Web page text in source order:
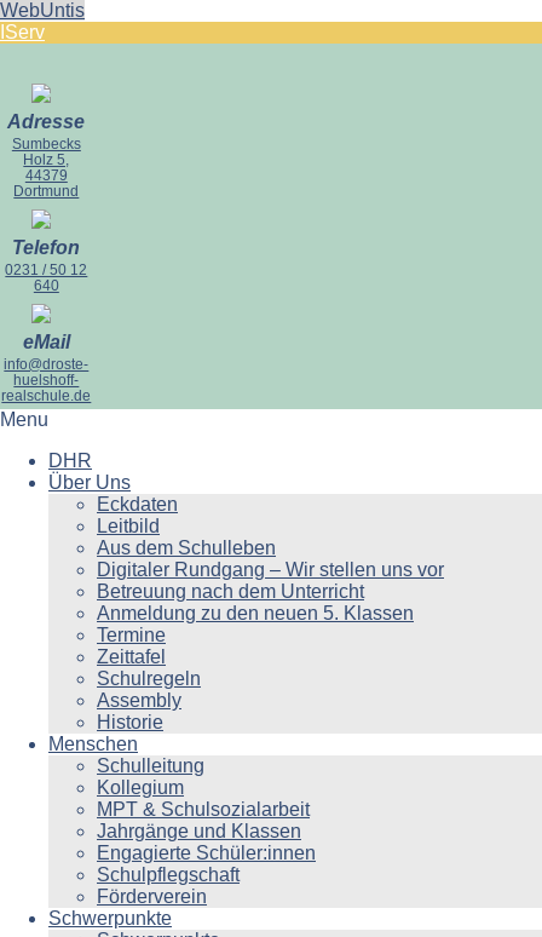
WebUntis
IServ
Adresse
Sumbecks
Holz 5,
44379
Dortmund
Telefon
0231 / 50 12
640
eMail
info@droste-
huelshoff-
realschule.de
Menu
DHR
Über Uns
Eckdaten
Leitbild
Aus dem Schulleben
Digitaler Rundgang – Wir stellen uns vor
Betreuung nach dem Unterricht
Anmeldung zu den neuen 5. Klassen
Termine
Zeittafel
Schulregeln
Assembly
Historie
Menschen
Schulleitung
Kollegium
MPT & Schulsozialarbeit
Jahrgänge und Klassen
Engagierte Schüler:innen
Schulpflegschaft
Förderverein
Schwerpunkte